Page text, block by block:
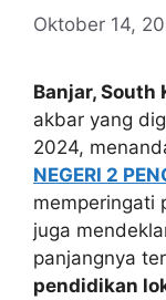
Oktober 14,
Banjar, South
akbar yang
2024,
NEGERI 2
memperingati
juga
panjangnya
pendidikan